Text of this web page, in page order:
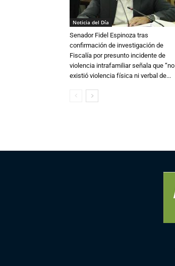
Noticia del Día
Senador Fidel Espinoza tras
confirmación de investigación de
Fiscalía por presunto incidente de
violencia intrafamiliar señala que “no
existió violencia física ni verbal de...